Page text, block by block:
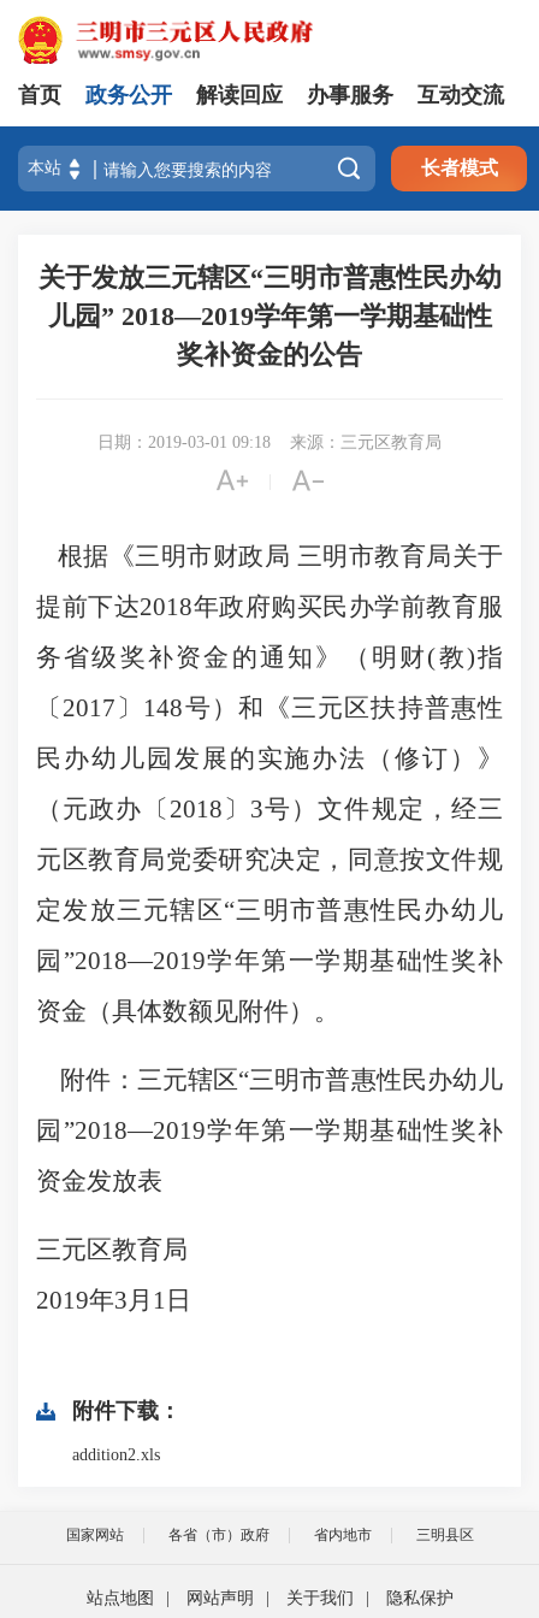
首页 政务公开 解读回应 办事服务 互动交流
 长者模式
关于发放三元辖区“三明市普惠性民办幼
儿园” 2018—2019学年第一学期基础性
奖补资金的公告
日期：2019-03-01 09:18 来源：三元区教育局
 
根据《三明市财政局 三明市教育局关于
提前下达2018年政府购买民办学前教育服
务省级奖补资金的通知》（明财(教)指
〔2017〕148号）和《三元区扶持普惠性
民办幼儿园发展的实施办法（修订）》
（元政办〔2018〕3号）文件规定，经三
元区教育局党委研究决定，同意按文件规
定发放三元辖区“三明市普惠性民办幼儿
园”2018—2019学年第一学期基础性奖补
资金（具体数额见附件）。
附件：三元辖区“三明市普惠性民办幼儿
园”2018—2019学年第一学期基础性奖补
资金发放表
三元区教育局
2019年3月1日
附件下载：
addition2.xls
国家网站 各省（市）政府 省内地市 三明县区
站点地图 网站声明 关于我们 隐私保护